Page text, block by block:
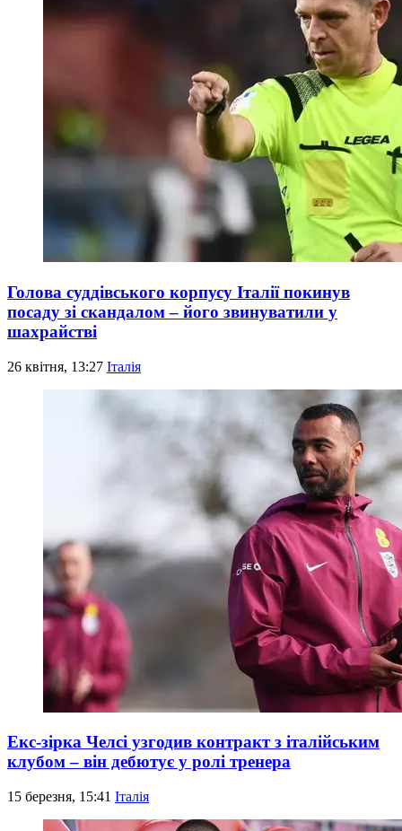
Голова суддівського корпусу Італії покинув
посаду зі скандалом – його звинуватили у
шахрайстві
26 квітня, 13:27 Італія
Екс-зірка Челсі узгодив контракт з італійським
клубом – він дебютує у ролі тренера
15 березня, 15:41 Італія